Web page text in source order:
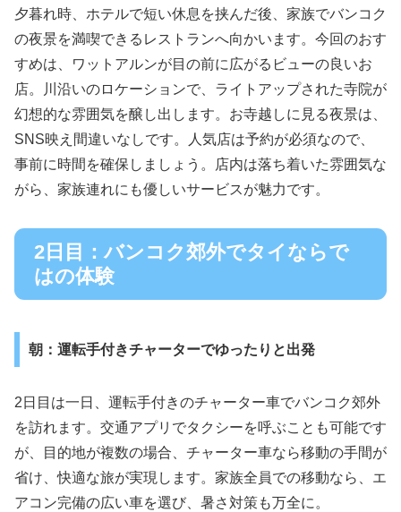
夕暮れ時、ホテルで短い休息を挟んだ後、家族でバンコク
の夜景を満喫できるレストランへ向かいます。今回のおす
すめは、ワットアルンが目の前に広がるビューの良いお
店。川沿いのロケーションで、ライトアップされた寺院が
幻想的な雰囲気を醸し出します。お寺越しに見る夜景は、
SNS映え間違いなしです。人気店は予約が必須なので、
事前に時間を確保しましょう。店内は落ち着いた雰囲気な
がら、家族連れにも優しいサービスが魅力です。
2日目：バンコク郊外でタイならで
はの体験
朝：運転手付きチャーターでゆったりと出発
2日目は一日、運転手付きのチャーター車でバンコク郊外
を訪れます。交通アプリでタクシーを呼ぶことも可能です
が、目的地が複数の場合、チャーター車なら移動の手間が
省け、快適な旅が実現します。家族全員での移動なら、エ
アコン完備の広い車を選び、暑さ対策も万全に。